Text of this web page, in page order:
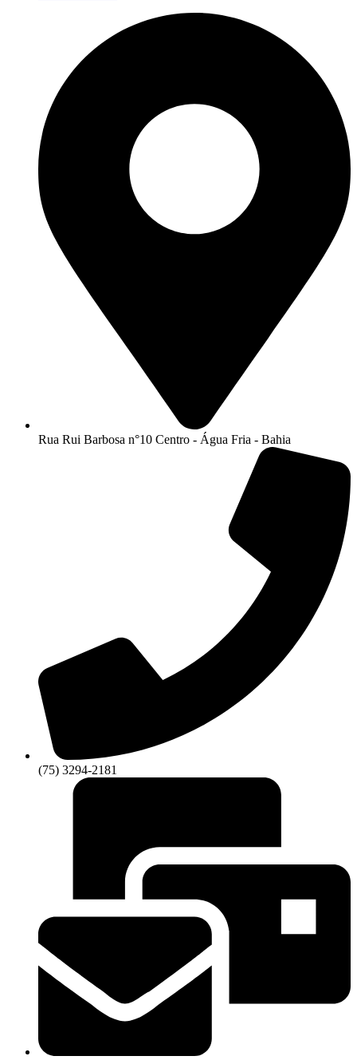
Rua Rui Barbosa n°10 Centro - Água Fria - Bahia
(75) 3294-2181